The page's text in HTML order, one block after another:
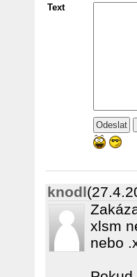
Text
knodl
xlsm
nebo